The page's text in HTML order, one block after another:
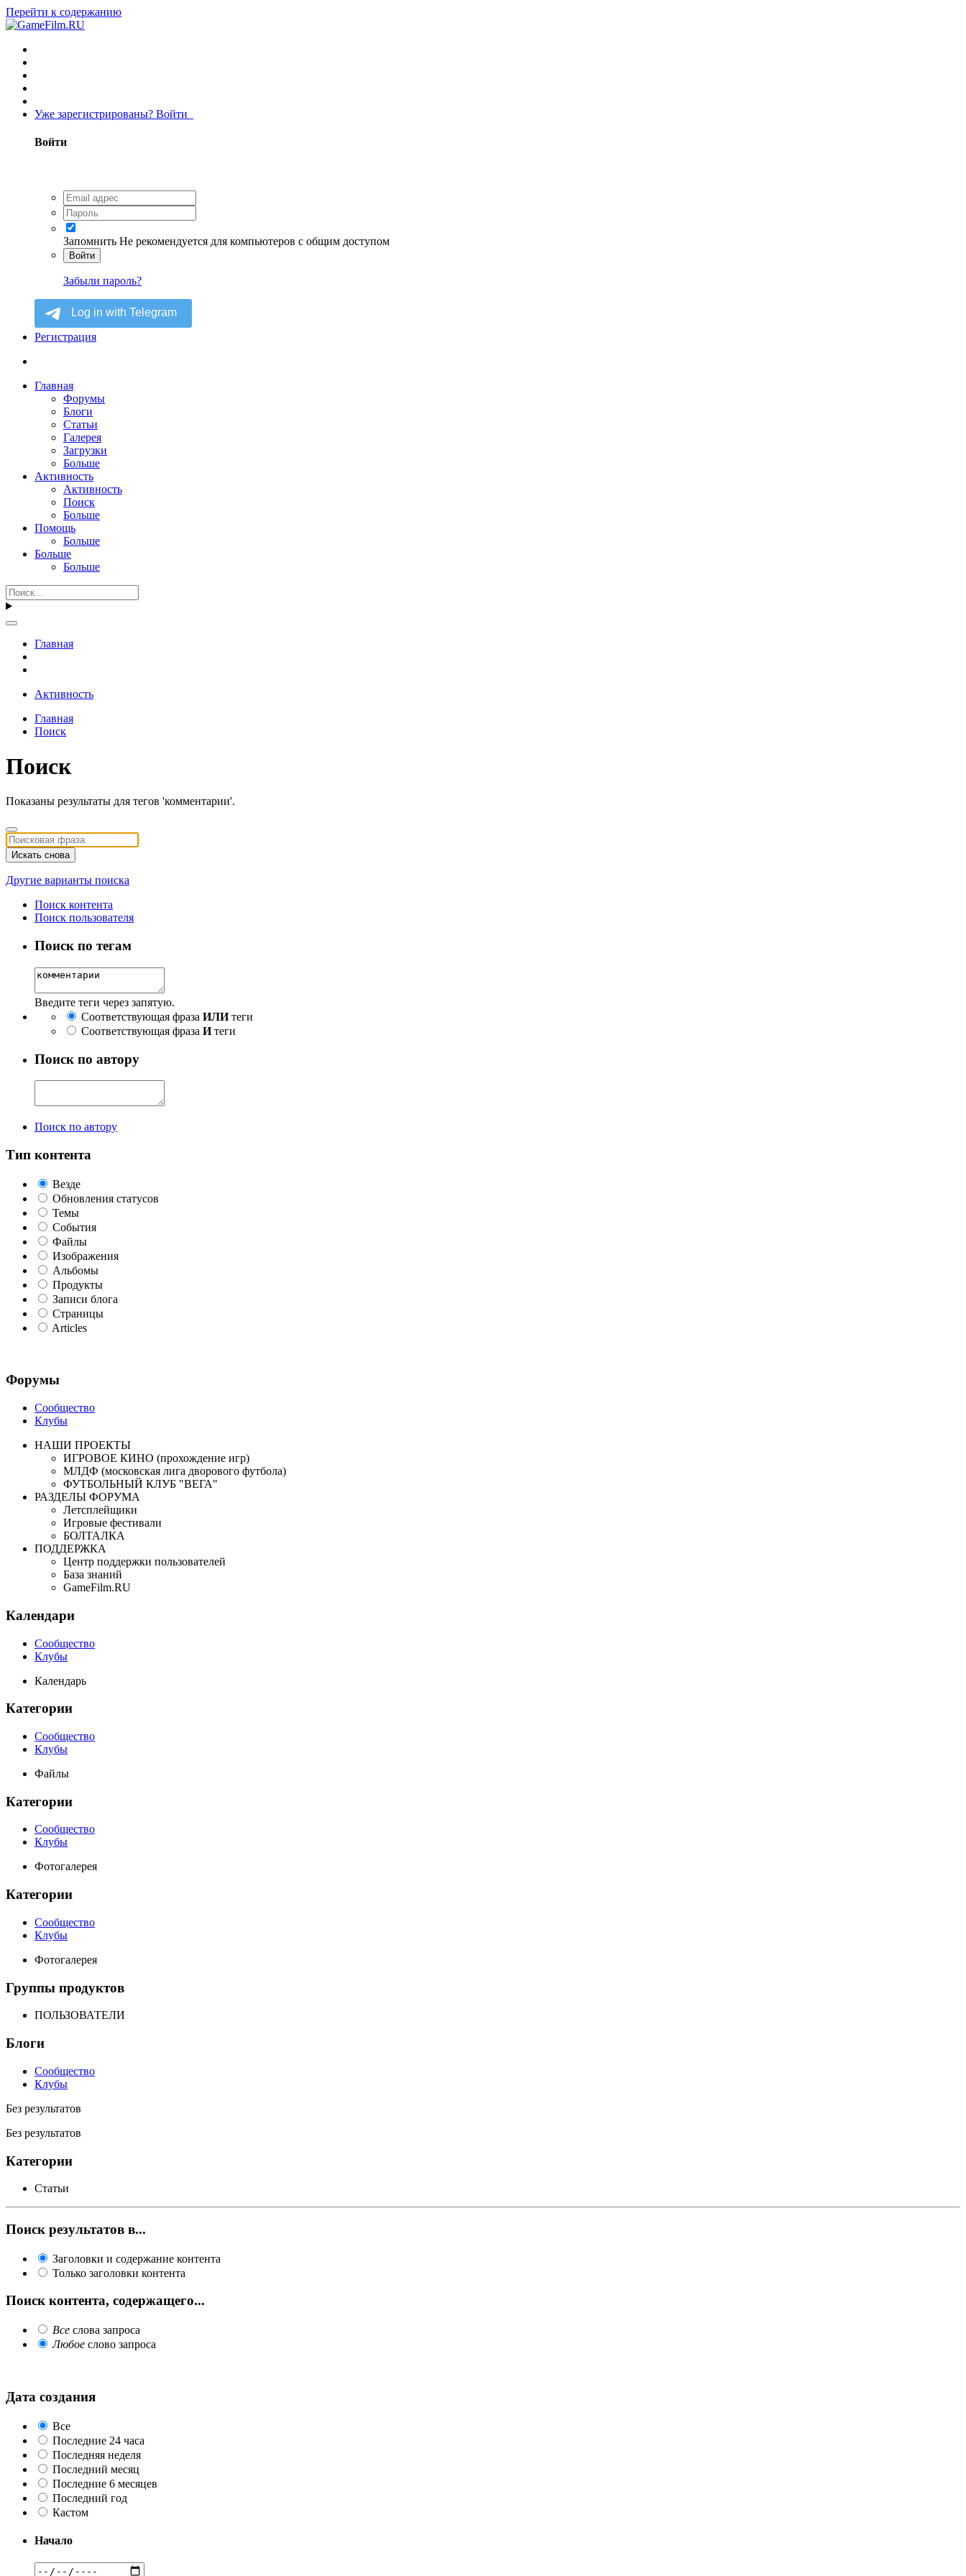
Перейти к содержанию
Уже зарегистрированы? Войти
Войти
Запомнить Не рекомендуется для компьютеров с общим доступом
Войти
Забыли пароль?
Регистрация
Главная
Форумы
Блоги
Статьи
Галерея
Загрузки
Больше
Активность
Активность
Поиск
Больше
Помощь
Больше
Больше
Больше
Главная
Активность
Главная
Поиск
Поиск
Показаны результаты для тегов 'комментарии'.
Искать снова
Другие варианты поиска
Поиск контента
Поиск пользователя
Поиск по тегам
Введите теги через запятую.
Соответствующая фраза ИЛИтеги
Соответствующая фраза Итеги
Поиск по автору
Поиск по автору
Тип контента
Везде
Обновления статусов
Темы
События
Файлы
Изображения
Альбомы
Продукты
Записи блога
Страницы
Articles
Форумы
Сообщество
Клубы
НАШИ ПРОЕКТЫ
ИГРОВОЕ КИНО (прохождение игр)
МЛДФ (московская лига дворового футбола)
ФУТБОЛЬНЫЙ КЛУБ "ВЕГА"
РАЗДЕЛЫ ФОРУМА
Летсплейщики
Игровые фестивали
БОЛТАЛКА
ПОДДЕРЖКА
Центр поддержки пользователей
База знаний
GameFilm.RU
Календари
Сообщество
Клубы
Календарь
Категории
Сообщество
Клубы
Файлы
Категории
Сообщество
Клубы
Фотогалерея
Категории
Сообщество
Клубы
Фотогалерея
Группы продуктов
ПОЛЬЗОВАТЕЛИ
Блоги
Сообщество
Клубы
Без результатов
Без результатов
Категории
Статьи
Поиск результатов в...
Заголовки и содержание контента
Только заголовки контента
Поиск контента, содержащего...
Все слова запроса
Любое слово запроса
Дата создания
Все
Последние 24 часа
Последняя неделя
Последний месяц
Последние 6 месяцев
Последний год
Кастом
Начало